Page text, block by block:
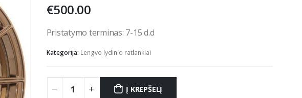
€500.00
Pristatymo terminas: 7-15 d.d
Kategorija: Lengvo lydinio ratlankiai
Į KREPŠELĮ